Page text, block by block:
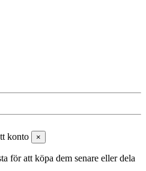
konto
×
för att köpa dem senare eller dela